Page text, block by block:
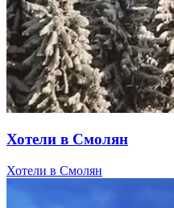
Хотели в Смолян
Хотели в Смолян